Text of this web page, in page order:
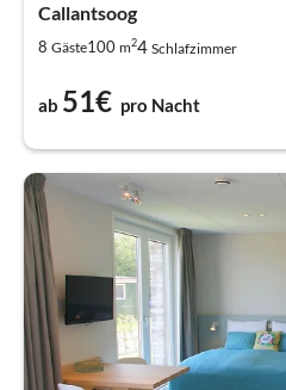
Callantsoog
8 Gäste100 m24 Schlafzimmer
ab 51€ pro Nacht